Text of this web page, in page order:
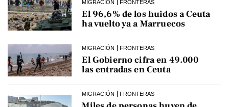
MIGRACIÓN FRONTERAS
El 96,6% de los huidos a Ceuta
ha vuelto ya a Marruecos
MIGRACIÓN FRONTERAS
El Gobierno cifra en 49.000
las entradas en Ceuta
MIGRACIÓN FRONTERAS